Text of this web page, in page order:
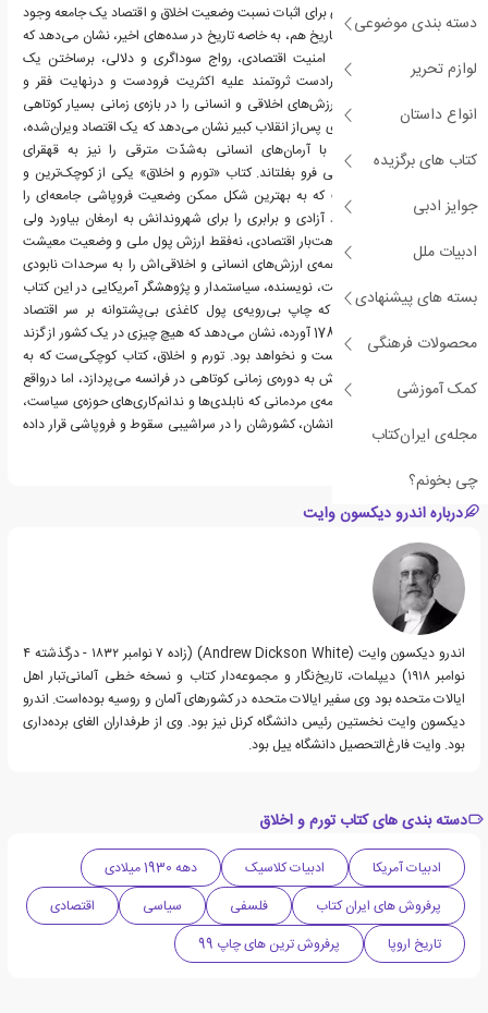
دسته بندی موضوعی
لوازم تحریر
انواع داستان
کتاب های برگزیده
جوایز ادبی
ادبیات ملل
بسته های پیشنهادی
محصولات فرهنگی
کمک آموزشی
مجله‌ی ایران‌کتاب
چی بخونم؟
تجربه‌‌های تاریخی بسیاری برای اثبات نسبت وضعیت اخلاق و اقتصاد یک جامعه وجود
دارند. نگاهی سرسری به تاریخ هم، به خاصه تاریخ در سده‌های اخیر، نشان می‌دهد که
چه‌گونه، بی‌ثباتی و عدم امنیت اقتصادی، رواج سوداگری و دلالی، برساختن یک
طبقه‌ی اجتماعی قلیل فرادست ثروتمند علیه اکثریت فرودست و درنهایت فقر و
محنت، می‌تواند همه‌ی ارزش‌های اخلاقی و انسانی را در بازه‌ی زمانی بسیار کوتاهی
نابود کند. تجربه‌ی فرانسه‌ی پس‌از انقلاب کبیر نشان می‌دهد که یک اقتصاد ویران‌شده،
حتی می‌تواند جامعه‌ای با آرمان‌های انسانی به‌شدّت مترقی را نیز به قهقرای
رذیلانه‌ترین خصایل اخلاقی فرو بغلتاند. کتاب «تورم و اخلاق» یکی از کوچک‌ترین و
موجزترین کتاب‌هایی‌ست که به بهترین شکل ممکن وضعیت فروپاشی جامعه‌ای را
نشان می‌دهد که قرار بود آزادی و برابری را برای شهروندانش به ارمغان بیاورد ولی
درنهایت با تصمیم‌های بلاهت‌بار اقتصادی، نه‌فقط ارزش پول ملی و وضعیت معیشت
اکثریت مردمش را بلکه همه‌ی ارزش‌های انسانی و اخلاقی‌اش را به سرحدات نابودی
رساند. اندرو دیکسون وایت، نویسنده، سیاستمدار و پژوهشگر آمریکایی در این کتاب
با زیر نظر گرفتن بلایی که چاپ بی‌رویه‌ی پول کاغذی بی‌پشتوانه بر سر اقتصاد
فرانسه‌ی پس از انقلاب 1789 آورده، نشان می‌دهد که هیچ چیزی در یک کشور از گزند
و آسیب تورم در امان نیست و نخواهد بود. تورم و اخلاق، کتاب کوچکی‌ست که به
استناد فکت‌های تاریخی‌اش به دوره‌ی زمانی کوتاهی در فرانسه می‌پردازد، اما درواقع
حدیث نفسی‌ست برای همه‌ی مردمانی که نابلدی‌ها و ندانم‌کاری‌های حوزه‌ی سیاست،
فرهنگ و اقتصاد سردمدارانشان، کشورشان را در سراشیبی سقوط و فروپاشی قرار داده
است.
درباره اندرو دیکسون وایت
اندرو دیکسون وایت (Andrew Dickson White) (زاده ۷ نوامبر ۱۸۳۲ - درگذشته ۴
نوامبر ۱۹۱۸) دیپلمات، تاریخ‌نگار و مجموعه‌دار کتاب و نسخه خطی آلمانی‌تبار اهل
ایالات متحده بود وی سفیر ایالات متحده در کشورهای آلمان و روسیه بوده‌است. اندرو
دیکسون وایت نخستین رئیس دانشگاه کرنل نیز بود. وی از طرفداران الغای برده‌داری
بود. وایت فارغ‌التحصیل دانشگاه ییل بود.
دسته بندی های کتاب تورم و اخلاق
ادبیات آمریکا ادبیات کلاسیک
دهه 1930 میلادی
پرفروش های ایران کتاب
فلسفی سیاسی
اقتصادی
تاریخ اروپا
پرفروش ترین های چاپ 99